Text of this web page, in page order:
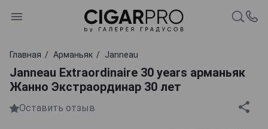
Главная Арманьяк Janneau
Janneau Extraordinaire 30 years арманьяк
Жанно Экстраординар 30 лет
Оставить отзыв